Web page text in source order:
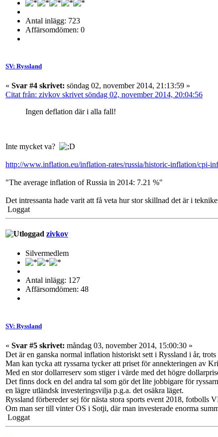
Antal inlägg: 723
Affärsomdömen: 0
SV: Ryssland
« Svar #4 skrivet: söndag 02, november 2014, 21:13:59 »
Citat från: zivkov skrivet söndag 02, november 2014, 20:04:56
Ingen deflation där i alla fall!
Inte mycket va?
http://www.inflation.eu/inflation-rates/russia/historic-inflation/cpi-
"The average inflation of Russia in 2014: 7.21 %"
Det intressanta hade varit att få veta hur stor skillnad det är i
Loggat
zivkov
Silvermedlem
Antal inlägg: 127
Affärsomdömen: 48
SV: Ryssland
« Svar #5 skrivet: måndag 03, november 2014, 15:00:30 »
Det är en ganska normal inflation historiskt sett i Ryssland i år,
Man kan tycka att ryssarna tycker att priset för annekteringen av
Med en stor dollarreserv som stiger i värde med det högre
Det finns dock en del andra tal som gör det lite jobbigare för
en lägre utländsk investeringsvilja p.g.a. det osäkra läget.
Ryssland förbereder sej för nästa stora sports event 2018, fotbolls
Om man ser till vinter OS i Sotji, där man investerade enorma
Loggat